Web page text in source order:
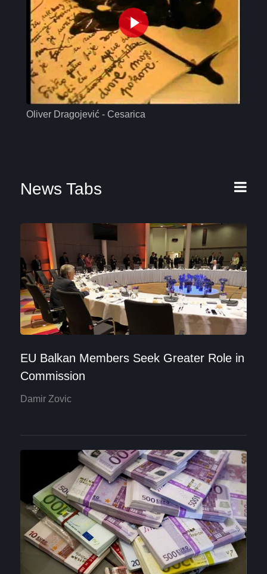
Oliver Dragojević - Cesarica
News Tabs
EU Balkan Members Seek Greater Role in
Commission
Damir Zovic